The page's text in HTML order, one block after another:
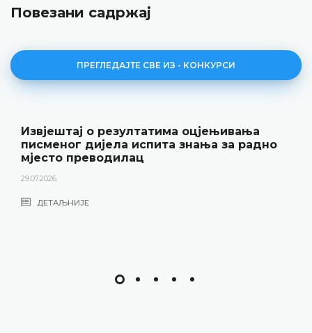
Повезани садржај
ПРЕГЛЕДАЈТЕ СВЕ ИЗ - КОНКУРСИ
оцјењивања
знања за радно
Јавни оглас за
22.06.2026.